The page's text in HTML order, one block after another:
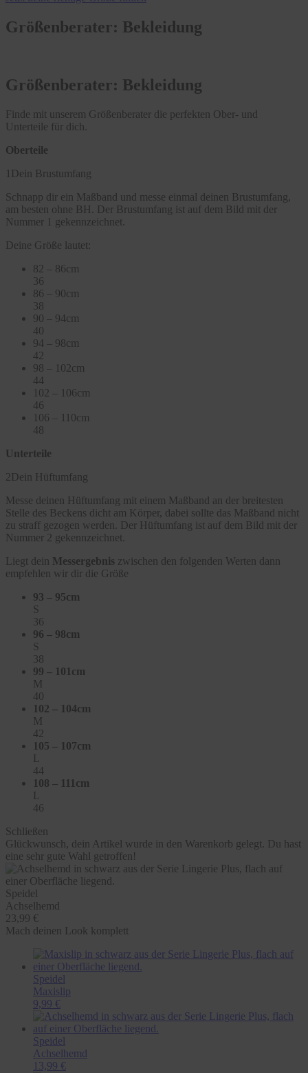
Größenberater: Bekleidung
Größenberater: Bekleidung
Finde mit unserem Größenberater die perfekten Ober- und
Unterteile für dich.
Oberteile
1 Dein Brustumfang
Schnapp dir ein Maßband und messe einmal deinen Brustumfang,
am besten ohne BH. Der Brustumfang ist auf dem Bild mit der
Nummer 1 gekennzeichnet.
Deine Größe lautet:
82 – 86cm
36
86 – 90cm
38
90 – 94cm
40
94 – 98cm
42
98 – 102cm
44
102 – 106cm
46
106 – 110cm
48
Unterteile
2Dein Hüftumfang
Messe deinen Hüftumfang mit einem Maßband an der breitesten
Stelle des Beckens dicht am Körper, dabei sollte das Maßband nicht
zu straff gezogen werden. Der Hüftumfang ist auf dem Bild mit der
Nummer 2 gekennzeichnet.
Liegt dein Messergebnis zwischen den folgenden Werten dann
empfehlen wir dir die Größe
93 – 95cm
S
36
96 – 98cm
S
38
99 – 101cm
M
40
102 – 104cm
M
42
105 – 107cm
L
44
108 – 111cm
L
46
Schließen
Glückwunsch, dein Artikel wurde in den Warenkorb gelegt. Du hast
eine sehr gute Wahl getroffen!
Speidel
Achselhemd
23,99 €
Mach deinen Look komplett
Speidel
Maxislip
9,99 €
Speidel
Achselhemd
13,99 €